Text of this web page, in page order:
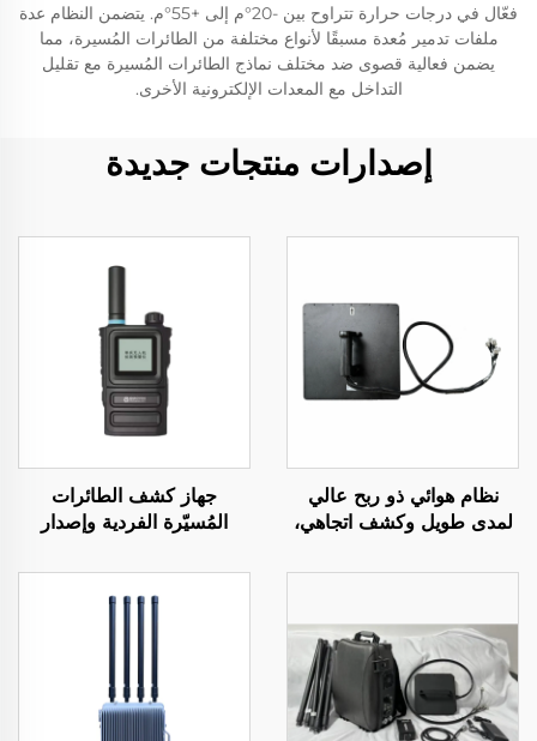
فعّال في درجات حرارة تتراوح بين -20°م إلى +55°م. يتضمن النظام عدة
ملفات تدمير مُعدة مسبقًا لأنواع مختلفة من الطائرات المُسيرة، مما
يضمن فعالية قصوى ضد مختلف نماذج الطائرات المُسيرة مع تقليل
التداخل مع المعدات الإلكترونية الأخرى.
إصدارات منتجات جديدة
نظام هوائي ذو ربح عالي
لمدى طويل وكشف اتجاهي،
المضاد للطائرات بدون طيار،
الطائرات بدون طيار UAV
جهاز كشف الطائرات
المُسيّرة الفردية وإصدار